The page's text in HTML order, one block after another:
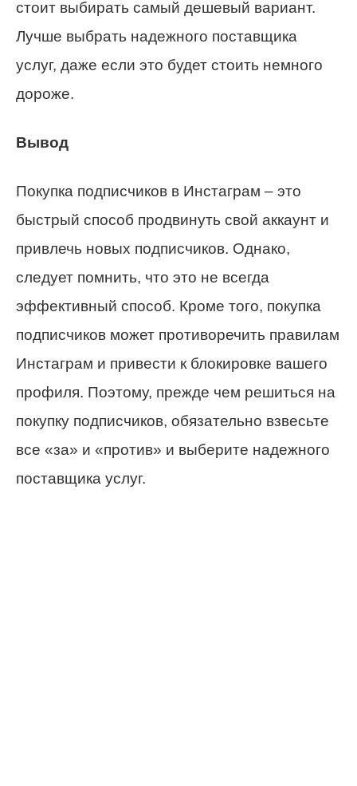
стоит выбирать самый дешевый вариант.
Лучше выбрать надежного поставщика
услуг, даже если это будет стоить немного
дороже.
Вывод
Покупка подписчиков в Инстаграм – это
быстрый способ продвинуть свой аккаунт и
привлечь новых подписчиков. Однако,
следует помнить, что это не всегда
эффективный способ. Кроме того, покупка
подписчиков может противоречить правилам
Инстаграм и привести к блокировке вашего
профиля. Поэтому, прежде чем решиться на
покупку подписчиков, обязательно взвесьте
все «за» и «против» и выберите надежного
поставщика услуг.